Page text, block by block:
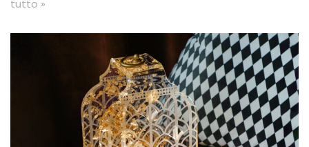
tutto »